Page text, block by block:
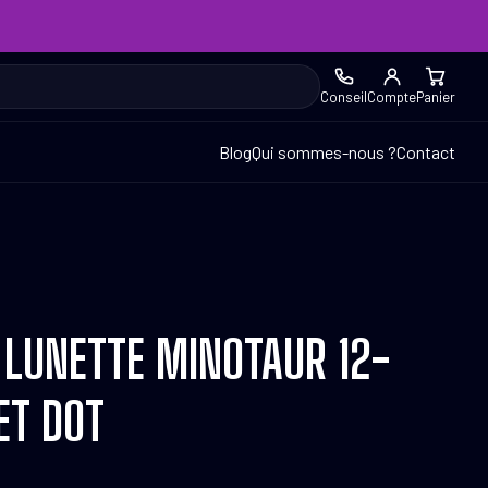
ConseilComptePanier
BlogQui sommes-nous ?Contact
MINOTAUR 12-
DOT